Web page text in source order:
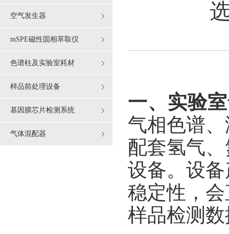
空气发生器
mSPE磁性固相萃取仪
色谱柱及实验室耗材
样品前处理设备
基因膜芯片检测系统
气体混配器
一、实验
气相色谱
配套氢气
设备。设
稳定性，
样品检测